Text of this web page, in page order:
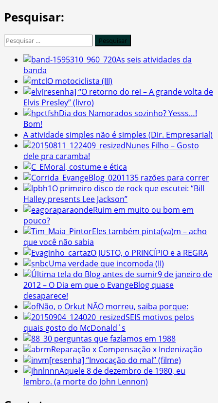
Pesquisar:
Pesquisar
As seis atividades da
banda
O motociclista (III)
[resenha] “O retorno do rei – A grande volta de
Elvis Presley” (livro)
Dia dos Namorados sozinho? Yesss…!
Bom!
A atividade simples não é simples (Dir. Empresarial)
Nunes Filho – Gosto
dele pra caramba!
Moral, costume e ética
5 razões para correr
O primeiro disco de rock que escutei: “Bill
Halley presents Lee Jackson”
Ruim em muito ou bom em
pouco?
Eles também pinta(va)m – acho
que você não sabia
O JUSTO, o PRINCÍPIO e a REGRA
Uma verdade que incomoda (II)
9 de janeiro de
2012 – O Dia em que o EvangeBlog quase
desaparece!
Não, o Orkut NÃO morreu, saiba porque:
SEIS motivos pelos
quais gosto do McDonald´s
30 perguntas que fazíamos em 1988
Reparação x Compensação x Indenização
[resenha] “Invocação do mal” (filme)
Aquele 8 de dezembro de 1980, eu
lembro. (a morte do John Lennon)